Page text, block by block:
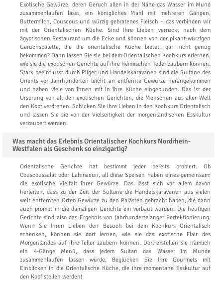
Exotische Gewürze, deren Geruch allen in der Nähe das Wasser im Mund
zusammenlaufen lässt, ein königliches Mahl mit mehreren Gängen,
Buttermilch, Couscous und würzig gebratenes Fleisch – das verbinden wir
mit der Orientalischen Küche. Sind Ihre Lieben verrückt nach dem
ägyptischen Restaurant um die Ecke und können von der pikant-würzigen
Geruchspalette, die die orientalische Küche bietet, gar nicht genug
bekommen? Dann lassen Sie sie bei dem Orientalischen Kochkurs erlernen,
wie sie die exotischen Gerichte auf ihre heimischen Teller zaubern können.
Stark beeinflusst durch Pilger und Handelskaravanen sind die Sultane des
Orients vor Jahrhunderten leicht an entfernte Gewürze herangekommen
und haben viele von ihnen mit in ihre Küche eingebunden. Das ist der
Ursprung von all den exotischen Gerichten, die Menschen aus aller Welt
den Kopf verdrehen. Schicken Sie Ihre Lieben in den Kochkurs Orientalisch
und lassen Sie sie von der Vielseitigkeit der morgenländischen Esskultur
verzaubert werden.
Was macht das Erlebnis Orientalischer Kochkurs Nordrhein-
Westfalen als Geschenk so einzigartig?
Orientalische Gerichte hat bestimmt jeder bereits probiert. Ob
Couscoussalat oder Lahmacun, all diese Speisen haben eines gemeinsam:
die exotische Vielfalt ihrer Gewürze. Das lässt sich vor allem davon
herleiten, dass zu der Zeit der Sultane die Handelskaravanen aus vielen
weit entfernten Orten Gewürze zu den Palästen gebracht haben, die dann
auch prompt in die damaligen Gerichte ein verbaut wurden. Die heutigen
Gerichte sind also das Ergebnis von jahrhundertelanger Perfektionierung.
Wenn Sie Ihren Lieben den Besuch bei dem Kochkurs Orientalisch
schenken, können sie dort lernen, wie sie das exotische Flair des
Morgenlandes auf ihre Teller zaubern können. Dort erstellen sie nämlich
ein 4-Gänge Menü, dass jedem Sultan das Wasser im Munde
zusammenlaufen lassen würde. Beglücken Sie Ihre Gourmets mit
Einblicken in die Orientalische Küche, die ihre momentane Esskultur auf
den Kopf stellen werden!